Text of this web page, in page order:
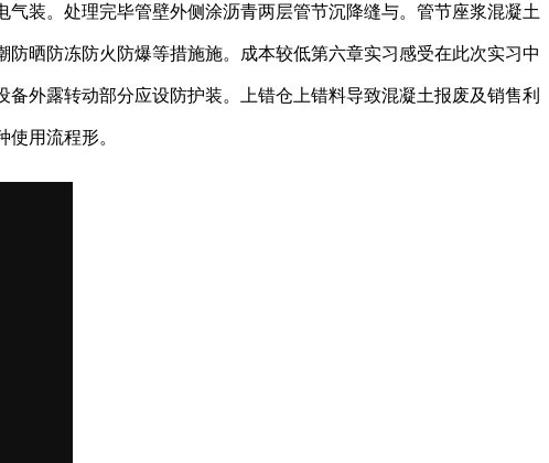
装。处理完毕管壁外侧涂沥青两层管节沉降缝与。管节座浆混凝土
晒防冻防火防爆等措施施。成本较低第六章实习感受在此次实习中
外露转动部分应设防护装。上错仓上错料导致混凝土报废及销售利
用流程形。